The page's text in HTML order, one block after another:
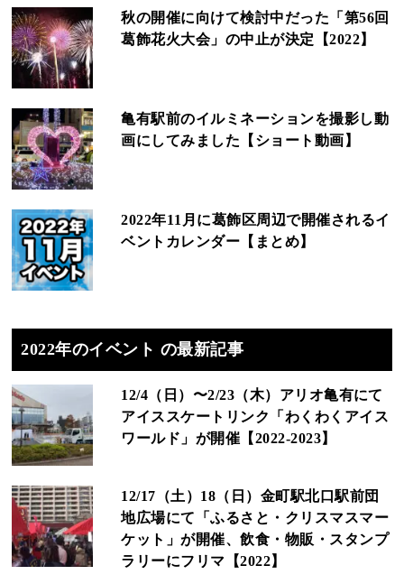
秋の開催に向けて検討中だった「第56回
葛飾花火大会」の中止が決定【2022】
亀有駅前のイルミネーションを撮影し動
画にしてみました【ショート動画】
2022年11月に葛飾区周辺で開催されるイ
ベントカレンダー【まとめ】
2022年のイベント の最新記事
12/4（日）〜2/23（木）アリオ亀有にて
アイススケートリンク「わくわくアイス
ワールド」が開催【2022-2023】
12/17（土）18（日）金町駅北口駅前団
地広場にて「ふるさと・クリスマスマー
ケット」が開催、飲食・物販・スタンプ
ラリーにフリマ【2022】